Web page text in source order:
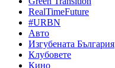
RealTimeFuture
#URBN
Авто
Изгубената България
Клубовете
Кино